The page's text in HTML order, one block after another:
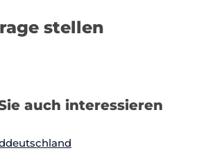
stellen
auch interessieren